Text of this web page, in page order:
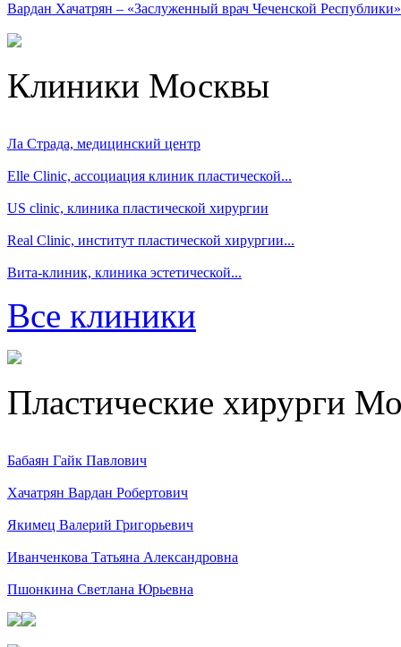
Вардан Хачатрян – «Заслуженный врач Чеченской Республики»
Клиники Москвы
Ла Страда, медицинский центр
Elle Clinic, ассоциация клиник пластической...
US clinic, клиника пластической хирургии
Real Clinic, институт пластической хирургии...
Вита-клиник, клиника эстетической...
Все клиники
Пластические хирурги
Бабаян Гайк Павлович
Хачатрян Вардан Робертович
Якимец Валерий Григорьевич
Иванченкова Татьяна Александровна
Пшонкина Светлана Юрьевна